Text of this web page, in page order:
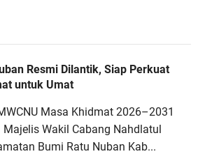
Resmi Dilantik, Siap Perkuat
untuk Umat
Masa Khidmat 2026–2031
Majelis Wakil Cabang Nahdlatul
Bumi Ratu Nuban Kab...